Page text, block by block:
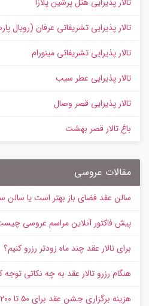
تالار پذیرایی تشریفاتی عرفان (رویال
تالار پذیرایی تشریفاتی مینورام
تالار پذیرایی عطر سیب
تالار پذیرایی قصر وصال
باغ تالار قصر بهشت
مقالات عروسی
سالن عقد فضای باز بهتر است یا سالن
پیش‌ فاکتور آنلاین مراسم عروسی
برای تالار عقد چند ماه زودتر رزرو کنیم؟
هنگام رزرو تالار عقد به چه نکاتی توجه
هزینه برگزاری جشن عقد برای ۵۰ تا ۲۰۰ نفر